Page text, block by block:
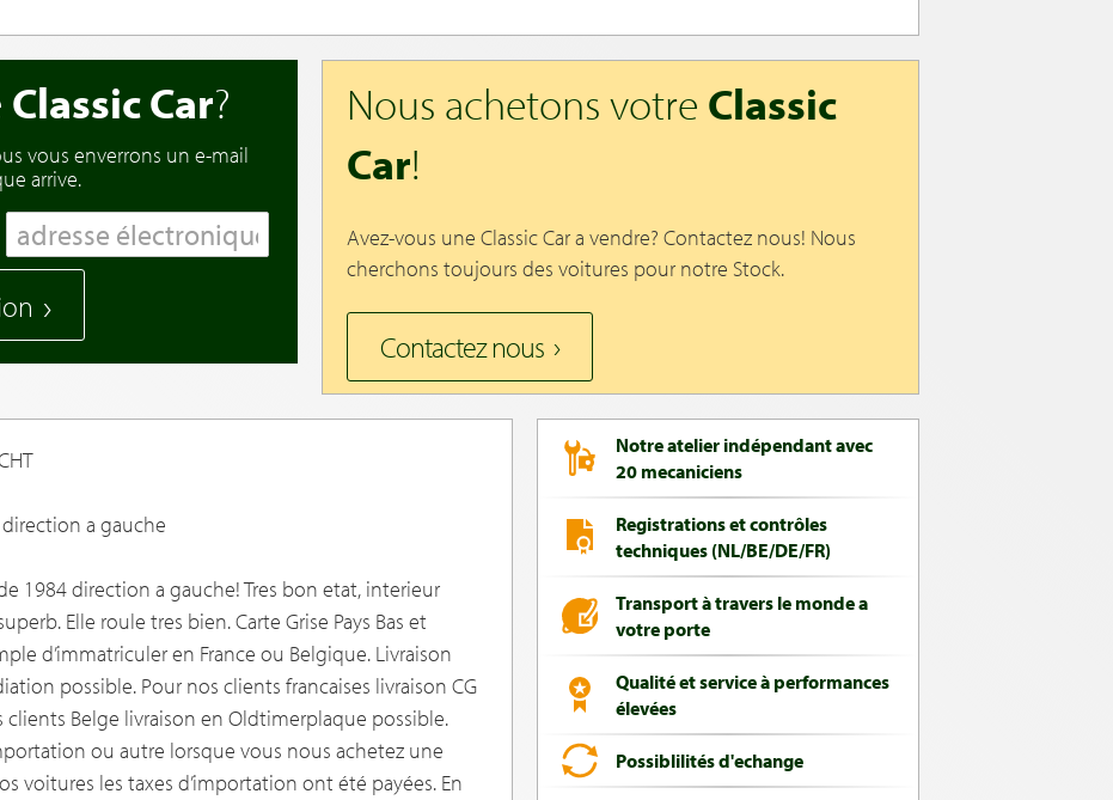
Classic Car?
vous enverrons un e-mail
arrive.
Nous achetons votre Classic
Car!
Avez-vous une Classic Car a vendre? Contactez nous! Nous
cherchons toujours des voitures pour notre Stock.
Contactez nous
a gauche
1984 direction a gauche! Tres bon etat, interieur
Elle roule tres bien. Carte Grise Pays Bas et
d’immatriculer en France ou Belgique. Livraison
possible. Pour nos clients francaises livraison CG
clients Belge livraison en Oldtimerplaque possible.
ou autre lorsque vous nous achetez une
voitures les taxes d’importation ont été payées. En
Notre atelier indépendant avec
20 mecaniciens
Registrations et contrôles
techniques (NL/BE/DE/FR)
Transport à travers le monde a
votre porte
Qualité et service à performances
élevées
Possiblilités d'echange